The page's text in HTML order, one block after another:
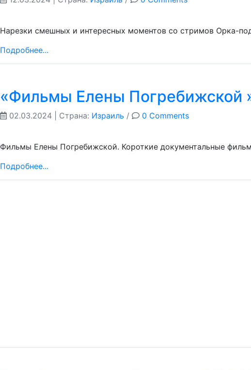
Нарезки смешных и интересных моментов со стримов Орка-
Подробнее...
«Фильмы Елены Погребижской
02.03.2024 | Страна: Израиль / 0 Comments
Фильмы Елены Погребижской. Короткие документальные
Подробнее...